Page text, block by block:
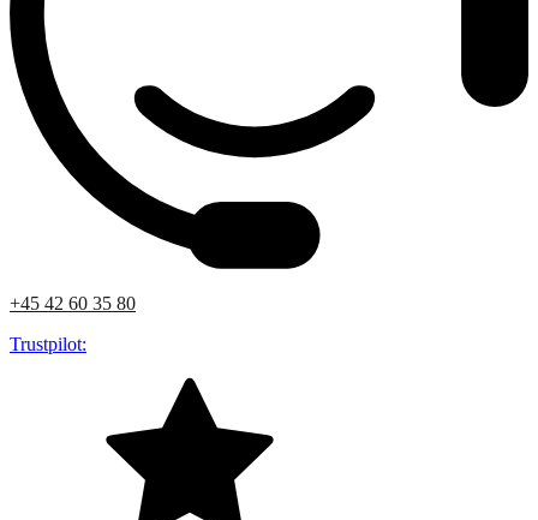
+45 42 60 35 80
Trustpilot: